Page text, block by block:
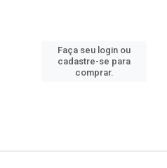
Faça seu login ou
cadastre-se para
comprar.